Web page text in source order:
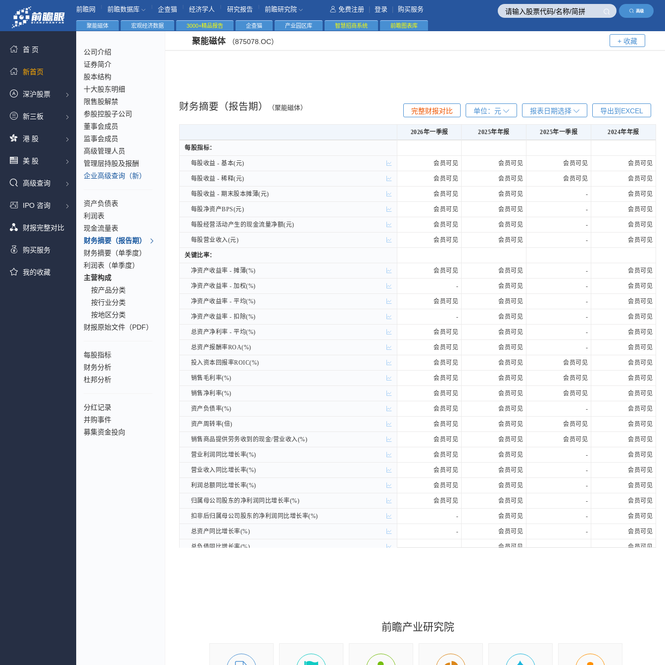
高级
前瞻网 前瞻数据库 企查猫 经济学人 研究报告 前瞻研究院 免费注册 登录 购买服务
首 页
新首页
深沪股票
新三板
港 股
美 股
高级查询
IPO 咨询
财报完整对比
购买服务
我的收藏
聚能磁体 宏观经济数据 3000+精品报告 企查猫 产业园区库 智慧招商系统 前瞻图表库
公司介绍
证券简介
股本结构
十大股东明细
限售股解禁
参股控股子公司
董事会成员
监事会成员
高级管理人员
管理层持股及报酬
企业高级查询（新）
资产负债表
利润表
现金流量表
财务摘要（报告期）
财务摘要（单季度）
利润表（单季度）
主营构成
按产品分类
按行业分类
按地区分类
财报原始文件（PDF）
每股指标
财务分析
杜邦分析
分红记录
并购事件
募集资金投向
聚能磁体 （875078.OC） + 收藏
财务摘要（报告期） （聚能磁体） 导出到EXCEL
报表日期选择
单位： 元
完整财报对比
2026年一季报 2025年年报 2025年一季报
2024年年报
每股指标：
每股收益 - 基本(元) 会员可见 会员可见 会员可见 会员可见
每股收益 - 稀释(元) 会员可见 会员可见 会员可见 会员可见
每股收益 - 期末股本摊薄(元) 会员可见 会员可见 - 会员可见
每股净资产BPS(元) 会员可见 会员可见 - 会员可见
每股经营活动产生的现金流量净额(元) 会员可见 会员可见 - 会员可见
每股营业收入(元) 会员可见 会员可见 - 会员可见
关键比率：
净资产收益率 - 摊薄(%) 会员可见 会员可见 - 会员可见
净资产收益率 - 加权(%) - 会员可见 - 会员可见
净资产收益率 - 平均(%) 会员可见 会员可见 - 会员可见
净资产收益率 - 扣除(%) - 会员可见 - 会员可见
总资产净利率 - 平均(%) 会员可见 会员可见 - 会员可见
总资产报酬率ROA(%) 会员可见 会员可见 - 会员可见
投入资本回报率ROIC(%) 会员可见 会员可见 会员可见 会员可见
销售毛利率(%) 会员可见 会员可见 会员可见 会员可见
销售净利率(%) 会员可见 会员可见 会员可见 会员可见
资产负债率(%) 会员可见 会员可见 - 会员可见
资产周转率(倍) 会员可见 会员可见 会员可见 会员可见
销售商品提供劳务收到的现金/营业收入(%) 会员可见 会员可见 会员可见 会员可见
营业利润同比增长率(%) 会员可见 会员可见 - 会员可见
营业收入同比增长率(%) 会员可见 会员可见 - 会员可见
利润总额同比增长率(%) 会员可见 会员可见 - 会员可见
归属母公司股东的净利润同比增长率(%) 会员可见 会员可见 - 会员可见
扣非后归属母公司股东的净利润同比增长率(%) - 会员可见 - 会员可见
总资产同比增长率(%) - 会员可见 - 会员可见
总负债同比增长率(%) - 会员可见 - 会员可见
会员可见
会员可见 会员可见 会员可见
每股指标：
每股收益 - 基本(元)
每股收益 - 稀释(元)
每股收益 - 期末股本摊薄(元)
每股净资产BPS(元)
每股经营活动产生的现金流量净额(元)
每股营业收入(元)
关键比率：
净资产收益率 - 摊薄(%)
净资产收益率 - 加权(%)
净资产收益率 - 平均(%)
净资产收益率 - 扣除(%)
总资产净利率 - 平均(%)
总资产报酬率ROA(%)
投入资本回报率ROIC(%)
销售毛利率(%)
销售净利率(%)
资产负债率(%)
资产周转率(倍)
销售商品提供劳务收到的现金/营业收入(%)
营业利润同比增长率(%)
营业收入同比增长率(%)
利润总额同比增长率(%)
归属母公司股东的净利润同比增长率(%)
扣非后归属母公司股东的净利润同比增长率(%)
总资产同比增长率(%)
总负债同比增长率(%)
前瞻产业研究院